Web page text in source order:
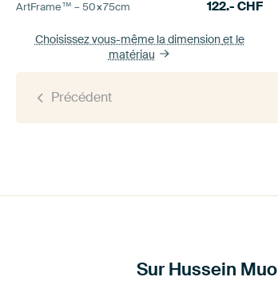
ArtFrame™ –50×75cm 122.-CHF
Choisissez vous-même la dimensionet le
matériau
Précédent
Sur Hussein Muo